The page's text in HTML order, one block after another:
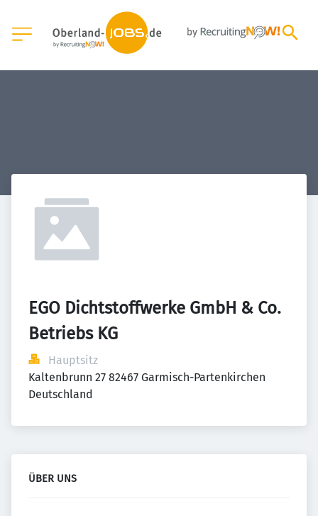
EGO Dichtstoffwerke GmbH & Co.
Betriebs KG
Hauptsitz
Kaltenbrunn 27 82467 Garmisch-Partenkirchen
Deutschland
ÜBER UNS